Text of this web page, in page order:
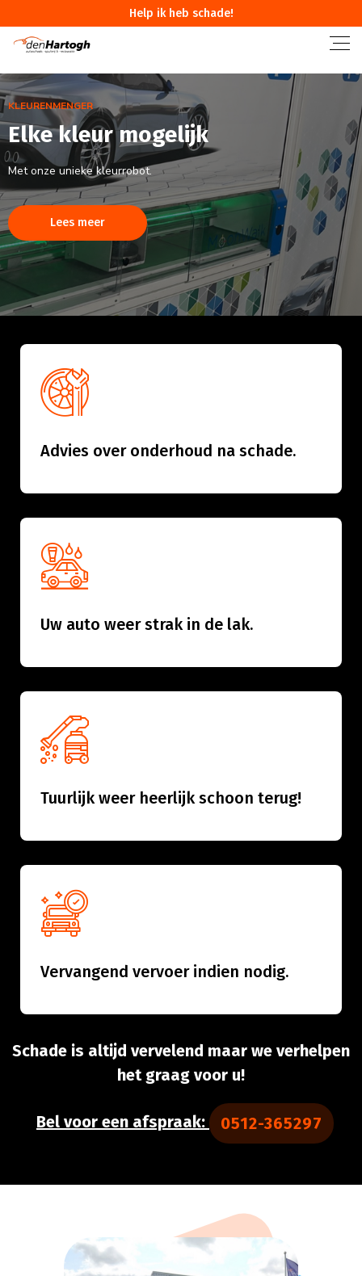
Help ik heb schade!
KLEURENMENGER
Elke kleur mogelijk
Met onze unieke kleurrobot.
Lees meer
Advies over onderhoud na schade.
Uw auto weer strak in de lak.
Tuurlijk weer heerlijk schoon terug!
Vervangend vervoer indien nodig.
Schade is altijd vervelend maar we verhelpen
het graag voor u!
Bel voor een afspraak: 0512-365297